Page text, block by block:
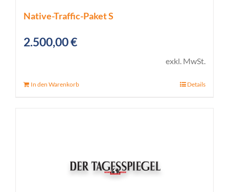
Native-Traffic-Paket S
2.500,00€
exkl. MwSt.
In den Warenkorb Details